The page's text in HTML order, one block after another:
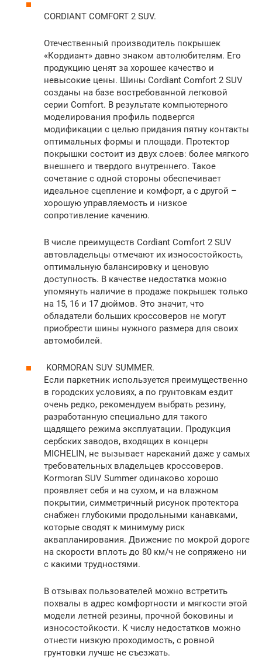
CORDIANT COMFORT 2 SUV.
Отечественный производитель покрышек
«Кордиант» давно знаком автолюбителям. Его
продукцию ценят за хорошее качество и
невысокие цены. Шины Cordiant Comfort 2 SUV
созданы на базе востребованной легковой
серии Comfort. В результате компьютерного
моделирования профиль подвергся
модификации с целью придания пятну контакты
оптимальных формы и площади. Протектор
покрышки состоит из двух слоев: более мягкого
внешнего и твердого внутреннего. Такое
сочетание с одной стороны обеспечивает
идеальное сцепление и комфорт, а с другой –
хорошую управляемость и низкое
сопротивление качению.
В числе преимуществ Cordiant Comfort 2 SUV
автовладельцы отмечают их износостойкость,
оптимальную балансировку и ценовую
доступность. В качестве недостатка можно
упомянуть наличие в продаже покрышек только
на 15, 16 и 17 дюймов. Это значит, что
обладатели больших кроссоверов не могут
приобрести шины нужного размера для своих
автомобилей.
KORMORAN SUV SUMMER.
Если паркетник используется преимущественно
в городских условиях, а по грунтовкам ездит
очень редко, рекомендуем выбрать резину,
разработанную специально для такого
щадящего режима эксплуатации. Продукция
сербских заводов, входящих в концерн
MICHELIN, не вызывает нареканий даже у самых
требовательных владельцев кроссоверов.
Kormoran SUV Summer одинаково хорошо
проявляет себя и на сухом, и на влажном
покрытии, симметричный рисунок протектора
снабжен глубокими продольными канавками,
которые сводят к минимуму риск
аквапланирования. Движение по мокрой дороге
на скорости вплоть до 80 км/ч не сопряжено ни
с какими трудностями.
В отзывах пользователей можно встретить
похвалы в адрес комфортности и мягкости этой
модели летней резины, прочной боковины и
износостойкости. К числу недостатков можно
отнести низкую проходимость, с ровной
грунтовки лучше не съезжать.